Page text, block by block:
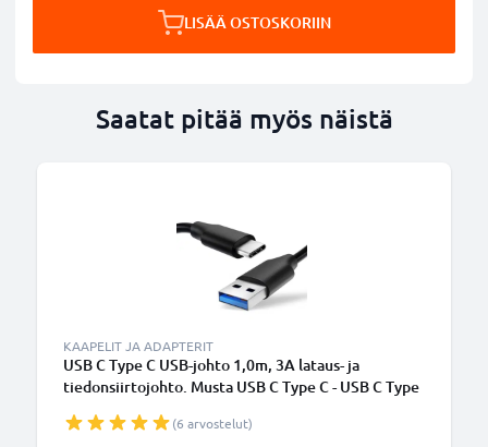
LISÄÄ OSTOSKORIIN
Saatat pitää myös näistä
KAAPELIT JA ADAPTERIT
USB C Type C USB-johto 1,0m, 3A lataus- ja
tiedonsiirtojohto. Musta USB C Type C - USB C Type
(6 arvostelut)